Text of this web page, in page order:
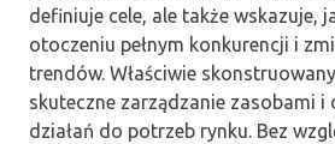
definiuje cele, ale także wskazuje,
otoczeniu pełnym konkurencji i
trendów. Właściwie
skuteczne zarządzanie zasobami
działań do potrzeb rynku. Bez